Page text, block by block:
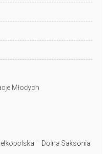
Młodych
– Dolna Saksonia